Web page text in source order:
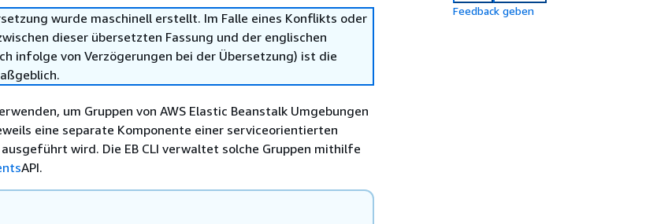
wurde maschinell erstellt. Im Falle eines Konflikts oder
dieser übersetzten Fassung und der englischen
infolge von Verzögerungen bei der Übersetzung) ist die
um Gruppen von AWS Elastic Beanstalk Umgebungen
eine separate Komponente einer serviceorientierten
wird. Die EB CLI verwaltet solche Gruppen mithilfe
API.
Feedback geben